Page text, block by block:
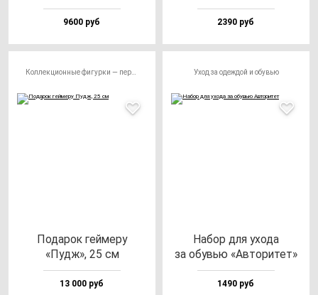
9600 руб 2390 руб
Пода­рок гей­ме­ру
«Пудж», 25 см
13 000 руб
Уход за одеждой и обувью
Набор для ухо­да
за обувью «Авто­ри­тет»
1490 руб